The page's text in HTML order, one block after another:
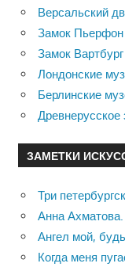
Версальский
Замок Пьерфон
Замок Вартбург
Лондонские
Берлинские
Древнерусское
ЗАМЕТКИ
Три
Анна
Ангел мой,
Когда меня